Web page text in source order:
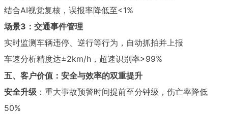
结合AI视觉复核，误报率降低至<1%
场景3：交通事件管理
实时监测车辆违停、逆行等行为，自动抓拍并上报
车速分析精度达±2km/h，超速识别率>99%
五、客户价值：安全与效率的双重提升
安全升级 ：重大事故预警时间提前至分钟级，伤亡率降低
50%